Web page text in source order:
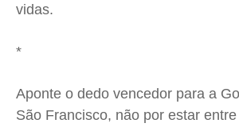
vidas.
*
Aponte o dedo vencedor para a
São Francisco, não por estar